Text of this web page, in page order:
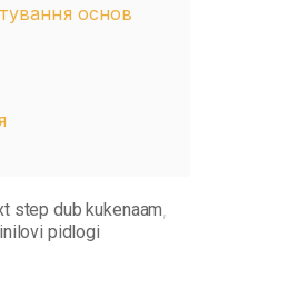
основ
step dub kukenaam
pidlogi